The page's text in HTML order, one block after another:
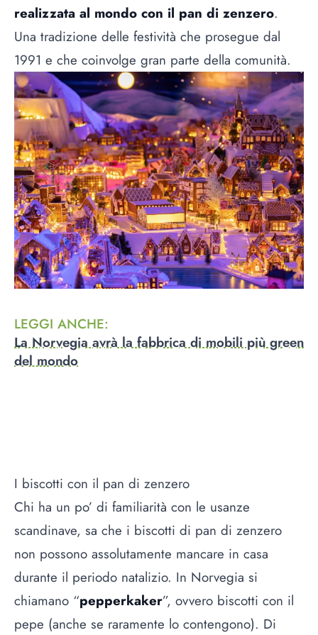
realizzata al mondo con il pan di zenzero.
Una tradizione delle festività che prosegue dal
1991 e che coinvolge gran parte della comunità.
LEGGI ANCHE:
La Norvegia avrà la fabbrica di mobili più green
del mondo
I biscotti con il pan di zenzero
Chi ha un po’ di familiarità con le usanze
scandinave, sa che i biscotti di pan di zenzero
non possono assolutamente mancare in casa
durante il periodo natalizio. In Norvegia si
chiamano “pepperkaker”, ovvero biscotti con il
pepe (anche se raramente lo contengono). Di